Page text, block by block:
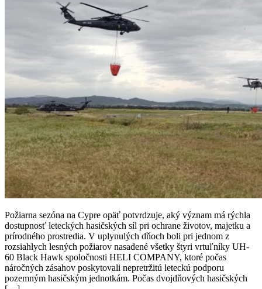
Požiarna sezóna na Cypre opäť potvrdzuje, aký význam má rýchla
dostupnosť leteckých hasičských síl pri ochrane životov, majetku a
prírodného prostredia. V uplynulých dňoch boli pri jednom z
rozsiahlych lesných požiarov nasadené všetky štyri vrtuľníky UH-
60 Black Hawk spoločnosti HELI COMPANY, ktoré počas
náročných zásahov poskytovali nepretržitú leteckú podporu
pozemným hasičským jednotkám. Počas dvojdňových hasičských